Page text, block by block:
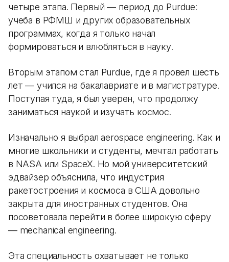
четыре этапа. Первый — период до Purdue:
учеба в РФМШ и других образовательных
программах, когда я только начал
формироваться и влюбляться в науку.
Вторым этапом стал Purdue, где я провел шесть
лет — учился на бакалавриате и в магистратуре.
Поступая туда, я был уверен, что продолжу
заниматься наукой и изучать космос.
Изначально я выбрал aerospace engineering. Как и
многие школьники и студенты, мечтал работать
в NASA или SpaceX. Но мой университетский
эдвайзер объяснила, что индустрия
ракетостроения и космоса в США довольно
закрыта для иностранных студентов. Она
посоветовала перейти в более широкую сферу
— mechanical engineering.
Эта специальность охватывает не только